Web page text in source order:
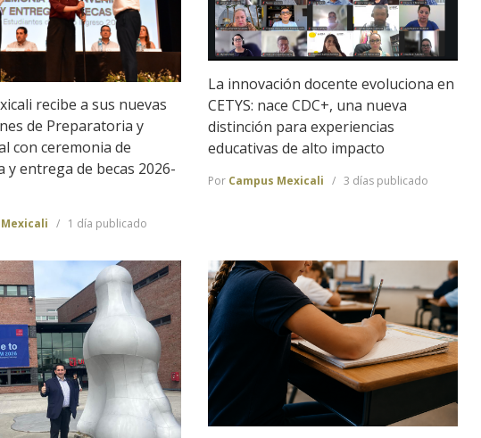
recibe a sus nuevas
de Preparatoria y
con ceremonia de
y entrega de becas 2026-
1 día publicado
La innovación docente evoluciona en
CETYS: nace CDC+, una nueva
distinción para experiencias
educativas de alto impacto
Por Campus Mexicali 3 días publicado